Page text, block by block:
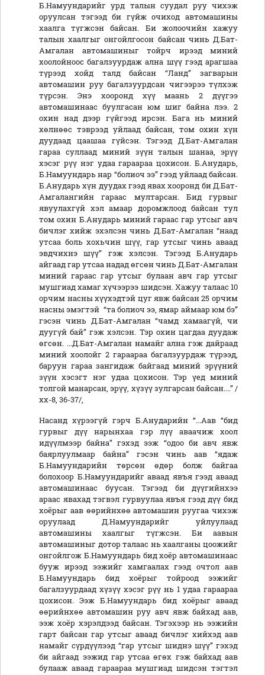
Б.Намуундарийг урд талын суудал руу чихэж
оруулсан тэгээд би гүйж очиход автомашины
хаалга түгжсэн байсан. Би жолоочийн хажуу
талын хаалгыг онгойлгосон байсан чинь Д.Бат-
Амгалан автомашиныг тойрч ирээд миний
хоолойноос багалзуурдаж ална шүү гээд арагшаа
түрээд хойд талд байсан “Ланд” загварын
автомашин руу багалзуурдсан чигээрээ түлхэж
түрсэн. Энэ хооронд хүү маань 2 дүүгээ
автомашинаас буулгасан юм шиг байна лээ. 2
охин над дээр гүйгээд ирсэн. Бага нь миний
хөлнөөс тэврээд уйлаад байсан, том охин хүн
дуудаад цаашаа гүйсэн. Тэгээд Д.Бат-Амгалан
гараа суллаад миний зүүн талын шанаа, эрүү
хэсэг рүү нэг удаа гараараа цохисон. Б.Анударь,
Б.Намуундарь нар “болиоч ээ” гээд уйлаад байсан.
Б.Анударь хүн дуудах гээд явах хооронд би Д.Бат-
Амгалангийн гараас мултарсан. Бид гурвыг
явуулахгүй хэл амаар доромжлоод байсан тул
том охин Б.Анударь миний гараас гар утсыг авч
бичлэг хийж эхэлсэн чинь Д.Бат-Амгалан “наад
утсаа боль хохьчин шүү, гар утсыг чинь аваад
эвдчихнэ шүү” гэж хэлсэн. Тэгээд Б.Анударь
айгаад гар утсаа надад өгсөн чинь Д.Бат-Амгалан
миний гараас гар утсыг булаан авч гар утсыг
мушгиад хамаг хүчээрээ шидсэн. Хажуу талаас 10
орчим насны хүүхэдтэй цуг явж байсан 25 орчим
насны эмэгтэй “та болиоч ээ, ямар аймаар юм бэ”
гэсэн чинь Д.Бат-Амгалан “чамд хамаагүй, чи
дуугүй бай” гэж хэлсэн. Тэр охин цагдаа дуудаж
өгсөн. ...Д.Бат-Амгалан намайг ална гэж дайраад
миний хоолойг 2 гараараа багалзуурдаж түрээд,
баруун гараа зангидаж байгаад миний эрүүний
зүүн хэсэгт нэг удаа цохисон. Тэр үед миний
толгой манарсан, эрүү, хүзүү зулгарсан байсан....” /
хх-8, 36-37/,
Насанд хүрээгүй гэрч Б.Анударийн “...Аав “бид
гурвыг дүү нарынхаа гэр лүү аваачиж хоол
идүүлмээр байна” гэхэд ээж “одоо би авч явж
баярлуулмаар байна” гэсэн чинь аав “ядаж
Б.Намуундарийн төрсөн өдөр болж байгаа
болохоор Б.Намуундарийг аваад явъя гээд аваад
автомашинаас буусан. Тэгээд би дүүгийнхээ
араас явахад тэгвэл гурвуулаа явъя гээд дүү бид
хоёрыг аав өөрийнхөө автомашин руугаа чихэж
оруулаад Д.Намуундарийг уйлуулаад
автомашины хаалгыг түгжсэн. Би аавын
автомашиныг дотор талаас нь хаалганы цоожийг
онгойлгож Б.Намуундарь бид хоёр автомашинаас
бууж ирээд ээжийг хамгаалах гээд очтол аав
Б.Намуундарь бид хоёрыг тойроод ээжийг
багалзуурдаад хүзүү хэсэг рүү нь 1 удаа гараараа
цохисон. Ээж Б.Намуундарь бид хоёрыг аваад
өөрийнхөө автомашин руу авч явж байхад аав,
ээж хоёр хэрэлдээд байсан. Тэгэхээр нь ээжийн
гарт байсан гар утсыг аваад бичлэг хийхэд аав
намайг сүрдүүлээд “гар утсыг шиднэ шүү” гэхэд
би айгаад ээжид гар утсаа өгөх гэж байхад аав
булааж аваад гараараа мушгиад шидсэн тэгтэл